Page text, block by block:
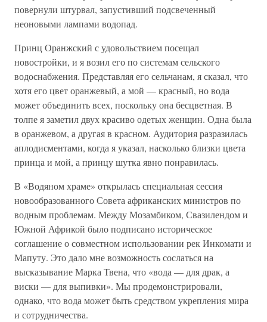
повернули штурвал, запустивший подсвеченный
неоновыми лампами водопад.
Принц Оранжский с удовольствием посещал
новостройки, и я возил его по системам сельского
водоснабжения. Представляя его сельчанам, я сказал, что
хотя его цвет оранжевый, а мой — красный, но вода
может объединить всех, поскольку она бесцветная. В
толпе я заметил двух красиво одетых женщин. Одна была
в оранжевом, а другая в красном. Аудитория разразилась
аплодисментами, когда я указал, насколько близки цвета
принца и мой, а принцу шутка явно понравилась.
В «Водяном храме» открылась специальная сессия
новообразованного Совета африканских министров по
водным проблемам. Между Мозамбиком, Свазилендом и
Южной Африкой было подписано историческое
соглашение о совместном использовании рек Инкомати и
Мапуту. Это дало мне возможность сослаться на
высказывание Марка Твена, что «вода — для драк, а
виски — для выпивки». Мы продемонстрировали,
однако, что вода может быть средством укрепления мира
и сотрудничества.